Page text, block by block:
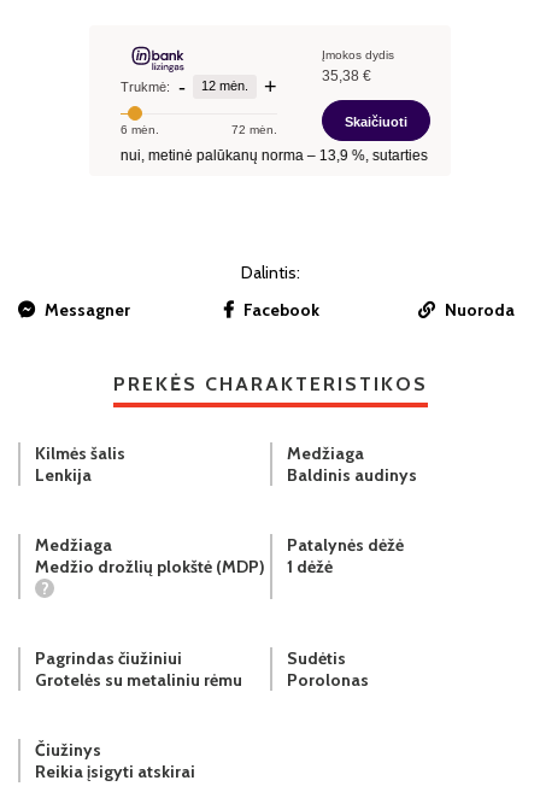
Dalintis:
Messagner
Facebook Nuoroda
PREKĖS CHARAKTERISTIKOS
Kilmės šalis
Lenkija
Medžiaga
Baldinis audinys
Medžiaga
Medžio drožlių plokštė (MDP)
?
Patalynės dėžė
1 dėžė
Pagrindas čiužiniui
Grotelės su metaliniu rėmu
Sudėtis
Porolonas
Čiužinys
Reikia įsigyti atskirai